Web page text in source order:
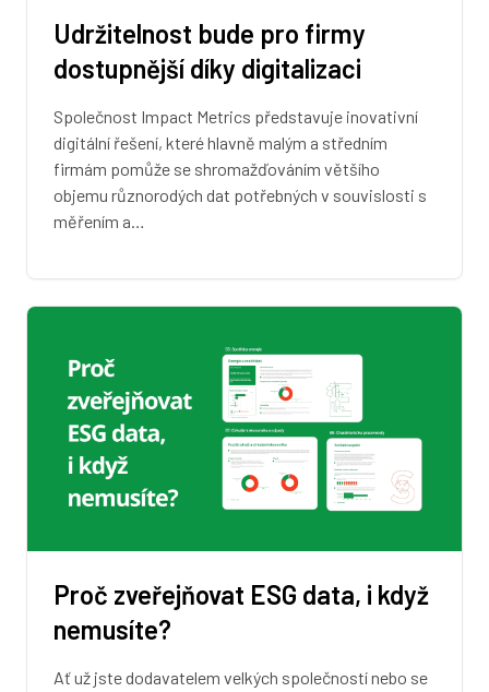
Udržitelnost bude pro firmy
dostupnější díky digitalizaci
Společnost Impact Metrics představuje inovativní
digitální řešení, které hlavně malým a středním
firmám pomůže se shromažďováním většího
objemu různorodých dat potřebných v souvislosti s
měřením a…
Proč zveřejňovat ESG data, i když
nemusíte?
Ať už jste dodavatelem velkých společností nebo se